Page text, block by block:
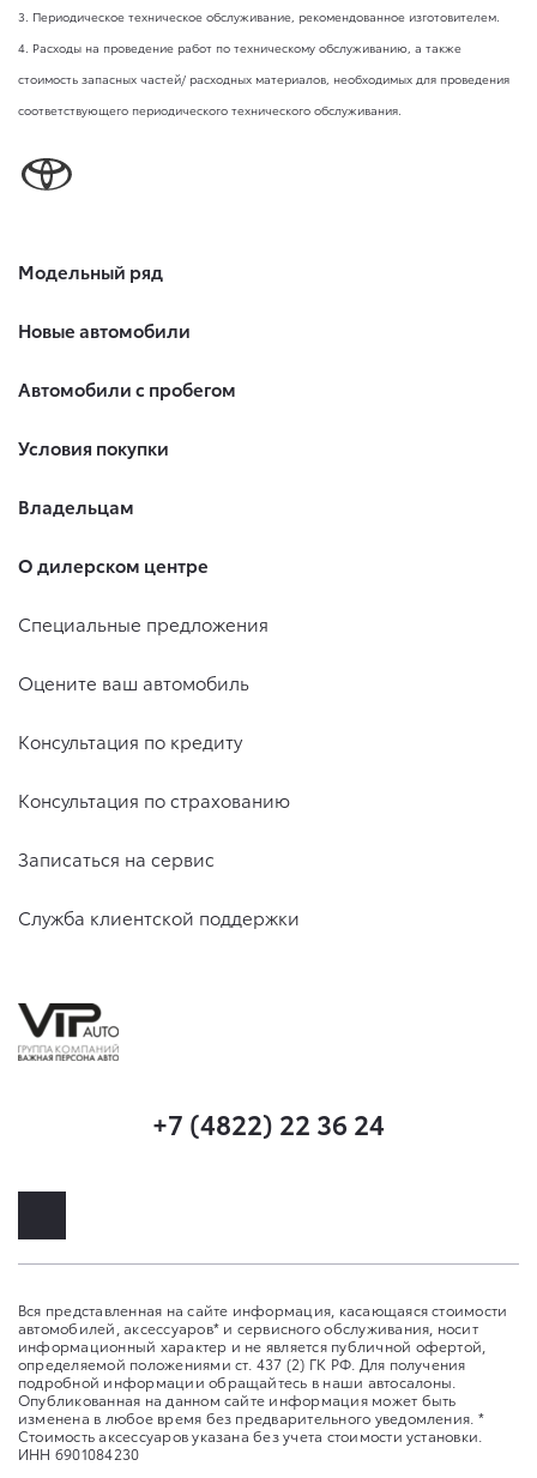
3. Периодическое техническое обслуживание, рекомендованное изготовителем.
4. Расходы на проведение работ по техническому обслуживанию, а также
стоимость запасных частей/ расходных материалов, необходимых для проведения
соответствующего периодического технического обслуживания.
Модельный ряд
Новые автомобили
Автомобили с пробегом
Условия покупки
Владельцам
О дилерском центре
Специальные предложения
Оцените ваш автомобиль
Консультация по кредиту
Консультация по страхованию
Записаться на сервис
Служба клиентской поддержки
+7 (4822) 22 36 24
Вся представленная на сайте информация, касающаяся стоимости
автомобилей, аксессуаров* и сервисного обслуживания, носит
информационный характер и не является публичной офертой,
определяемой положениями ст. 437 (2) ГК РФ. Для получения
подробной информации обращайтесь в наши автосалоны.
Опубликованная на данном сайте информация может быть
изменена в любое время без предварительного уведомления. *
Стоимость аксессуаров указана без учета стоимости установки.
ИНН 6901084230